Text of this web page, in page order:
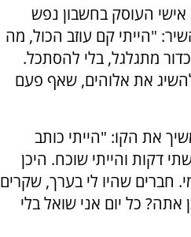
העוסק בחשבון נפש
"הייתי קם עוזב הכול, מה
מתגלגל, בלי להסתכל.
את אלוהים, שאף פעם
את הקו: "הייתי כותב
דקות והייתי שוכח. היכן
חברים שהיו לי בערך, שקרים
אתה? כל יום אני שואל בלי